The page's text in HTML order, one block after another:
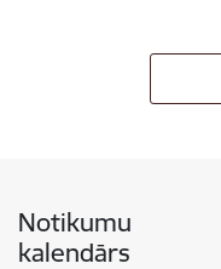
Notikumu
kalendārs